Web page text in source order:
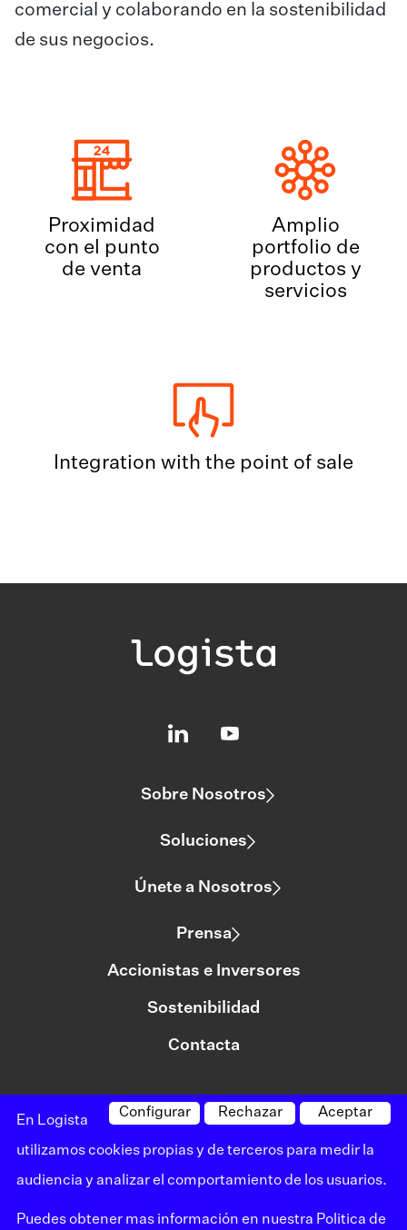
comercial y colaborando en la sostenibilidad
de sus negocios.
Proximidad
con el punto
de venta
Amplio
portfolio de
productos y
servicios
Integration with the point of sale
Sobre Nosotros
Soluciones
Únete a Nosotros
Prensa
Accionistas e Inversores
Sostenibilidad
Contacta
©logista Todos los derechos reservados
Aviso legal
Política de privacidad
Política de cookies
Aceptar
Rechazar
Configurar
En Logista
utilizamos cookies propias y de terceros para medir la
audiencia y analizar el comportamiento de los usuarios.
Puedes obtener mas información en nuestra Politica de